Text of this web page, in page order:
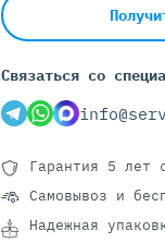
С GPU
С
С 8
Связаться со
Гарантия 5 лет
Самовывоз и
Надежная